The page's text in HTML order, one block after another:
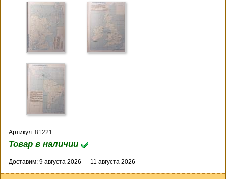
Артикул: 81221
Товар в наличии
Доставим: 9 августа 2026 — 11 августа 2026